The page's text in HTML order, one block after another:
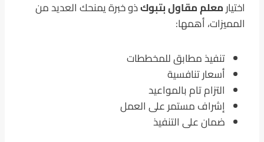
اختيارمعلم مقاول بتبوكذو خبرة يمنحك العديد من
المميزات، أهمها:
تنفيذ مطابق للمخططات
أسعار تنافسية
التزام تام بالمواعيد
إشراف مستمر على العمل
ضمان على التنفيذ